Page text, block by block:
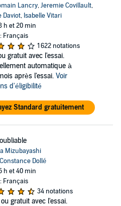
Lancry,Jeremie Covillault,
Daviot, Isabelle Vitari
h et 20 min
Français
1 622 notations
gratuit avec l'essai.
automatique à
après l'essai. Voir
d'éligibilité
Standard gratuitement
Mizubayashi
Constance Dollé
h et 40 min
Français
34 notations
ou gratuit avec l'essai.